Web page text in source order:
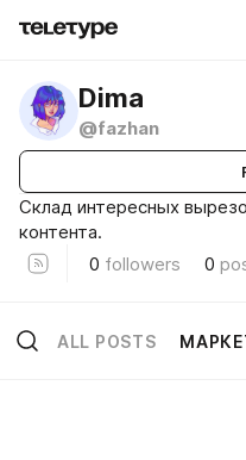
Dima
@fazhan
Склад интересных
контента.
0 followers 0
ALL POSTS